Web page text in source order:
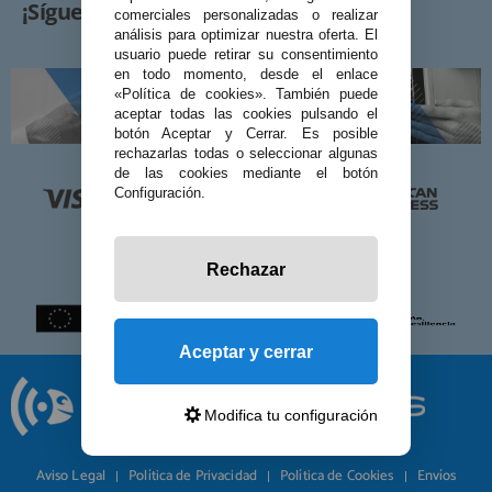
¡Síguenos!
Aviso Legal
Política de Privacidad Política de Cookies Envíos
comerciales personalizadas o realizar
análisis para optimizar nuestra oferta. El
usuario puede retirar su consentimiento
en todo momento, desde el enlace
«Política de cookies». También puede
aceptar todas las cookies pulsando el
botón Aceptar y Cerrar. Es posible
rechazarlas todas o seleccionar algunas
de las cookies mediante el botón
Configuración.
Rechazar
Aceptar y cerrar
Modifica tu configuración